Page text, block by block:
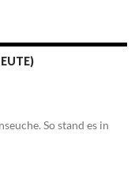
So stand es in